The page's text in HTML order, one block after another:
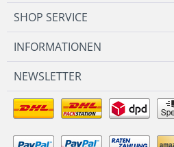
SHOP SERVICE
INFORMATIONEN
NEWSLETTER